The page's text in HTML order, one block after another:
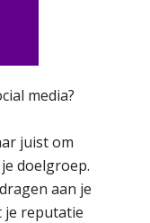
media?
juist om
doelgroep.
aan je
je reputatie